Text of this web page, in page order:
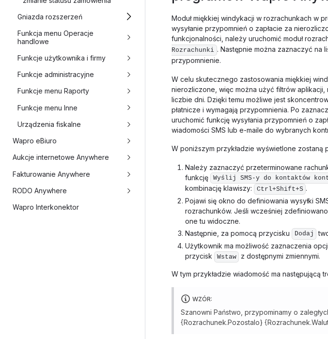
Gniazda rozszerzeń
Funkcja menu Operacje
handlowe
Funkcje użytkownika i firmy
Funkcje administracyjne
Funkcje menu Raporty
Funkcje menu Inne
Urządzenia fiskalne
Wapro eBiuro
Aukcje internetowe Anywhere
Fakturowanie Anywhere
RODO Anywhere
Wapro Interkonektor
Moduł miękkiej windykacji w rozrachunkach w
wysyłanie przypomnień o zapłacie za
funkcjonalności, należy uruchomić moduł
Rozrachunki . Następnie można zaznaczyć na
przypomnienie.
W celu skutecznego zastosowania miękkiej
nierozliczone, więc można użyć filtrów
liczbie dni. Dzięki temu możliwe jest
płatnicze i wymagają przypomnienia. Po
uruchomić funkcję wysyłania przypomnień o
wiadomości SMS lub e-maile do wybranych
W poniższym przykładzie wyświetlone
Należy zaznaczyć przeterminowane
funkcję
Wyślij SMS-y do kontaktów
kombinację klawiszy:
Ctrl+Shift+S .
Pojawi się okno do definiowania wysyłki
rozrachunków. Jeśli wcześniej
one tu widoczne.
Następnie, za pomocą przycisku
Dodaj
Użytkownik ma możliwość zaznaczenia opcji
przycisk
Wstaw z dostępnymi zmiennymi.
W tym przykładzie wiadomość ma następującą
WZÓR:
Szanowni Państwo, przypominamy o
{Rozrachunek.Pozostalo}